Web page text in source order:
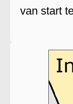
van start